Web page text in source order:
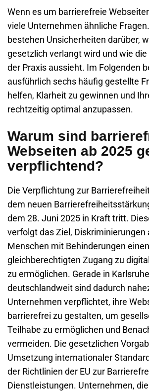
Wenn es um barrierefreie
viele Unternehmen ähnliche
bestehen Unsicherheiten darüber,
gesetzlich verlangt wird und wie
der Praxis aussieht. Im Folgenden
ausführlich sechs häufig gestellte
helfen, Klarheit zu gewinnen und
rechtzeitig optimal anzupassen.
Warum sind
Webseiten ab 2025
verpflichtend?
Die Verpflichtung zur
dem neuen
dem 28. Juni 2025 in Kraft tritt.
verfolgt das Ziel, Diskriminierungen
Menschen mit Behinderungen einen
gleichberechtigten Zugang zu
zu ermöglichen. Gerade in
deutschlandweit sind dadurch
Unternehmen verpflichtet, ihre
barrierefrei zu gestalten, um
Teilhabe zu ermöglichen und
vermeiden. Die gesetzlichen
Umsetzung internationaler
der Richtlinien der EU zur
Dienstleistungen. Unternehmen,